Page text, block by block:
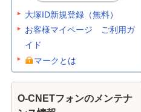
大塚ID新規登録（無料）
お客様マイページ ご利用ガ
イド
マークとは
O-CNETフォンのメンテナ